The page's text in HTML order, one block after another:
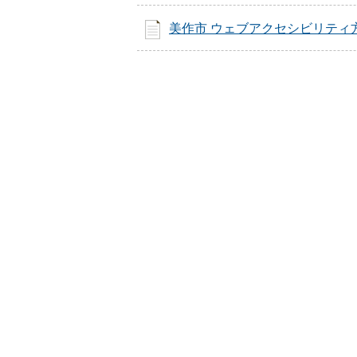
美作市 ウェブアクセシビリティ